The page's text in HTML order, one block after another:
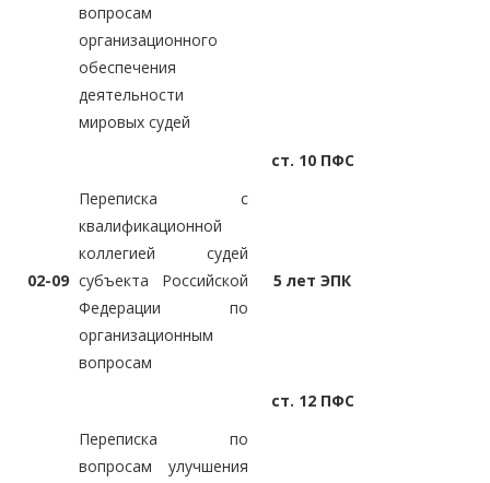
вопросам
организационного
обеспечения
деятельности
мировых судей
ст. 10 ПФС
02-09
Переписка с
квалификационной
коллегией судей
субъекта Российской
Федерации по
организационным
вопросам
5 лет ЭПК
ст. 12 ПФС
Переписка по
вопросам улучшения